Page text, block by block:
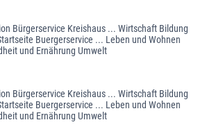
Bürgerservice Kreishaus ... Wirtschaft Bildung
Buergerservice ... Leben und Wohnen
und Ernährung Umwelt
Bürgerservice Kreishaus ... Wirtschaft Bildung
Buergerservice ... Leben und Wohnen
und Ernährung Umwelt